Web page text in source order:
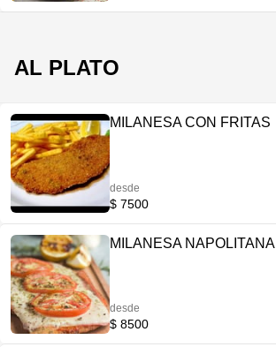
AL PLATO
MILANESA CON FRITAS
desde
$ 7500
MILANESA NAPOLITANA
desde
$ 8500